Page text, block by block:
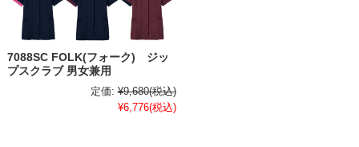
7088SC FOLK(フォーク) ジッ
プスクラブ 男女兼用
定価: ¥9,680(税込)
¥6,776(税込)